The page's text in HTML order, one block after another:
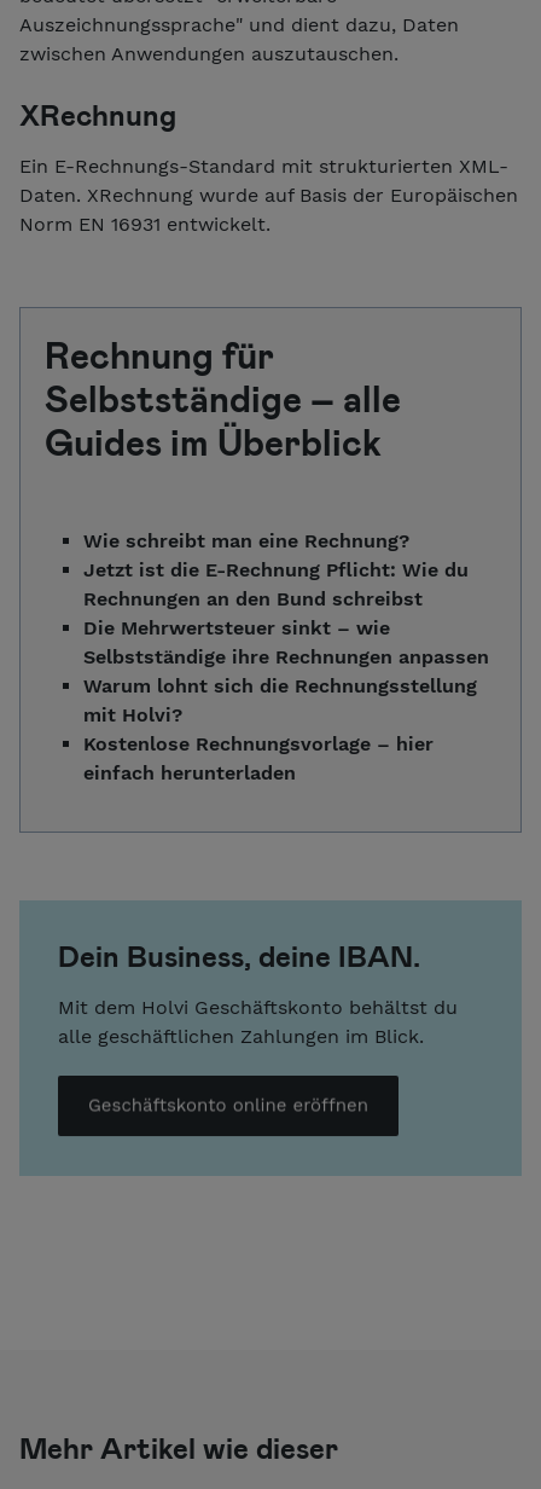
Auszeichnungssprache" und dient dazu, Daten
zwischen Anwendungen auszutauschen.
XRechnung
Ein E-Rechnungs-Standard mit strukturierten XML-
Daten. XRechnung wurde auf Basis der Europäischen
Norm EN 16931 entwickelt.
Rechnung für
Selbstständige – alle
Guides im Überblick
Wie schreibt man eine Rechnung?
Jetzt ist die E-Rechnung Pflicht: Wie du
Rechnungen an den Bund schreibst
Die Mehrwertsteuer sinkt – wie
Selbstständige ihre Rechnungen anpassen
Warum lohnt sich die Rechnungsstellung
mit Holvi?
Kostenlose Rechnungsvorlage – hier
einfach herunterladen
Dein Business, deine IBAN.
Mit dem Holvi Geschäftskonto behältst du
alle geschäftlichen Zahlungen im Blick.
Mehr Artikel wie dieser